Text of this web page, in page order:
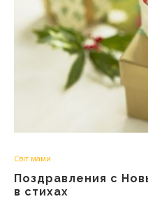
Світ мами
Поздравления с
в стихах